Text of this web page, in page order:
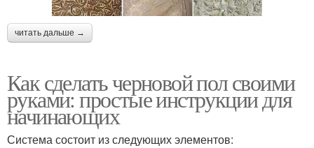
читать дальше →
Как сделать черновой пол своими
руками: простые инструкции для
начинающих
Система состоит из следующих элементов: